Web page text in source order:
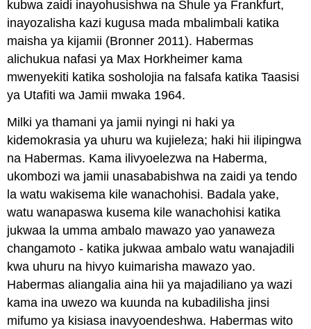
kubwa zaidi inayohusishwa na Shule ya Frankfurt,
inayozalisha kazi kugusa mada mbalimbali katika
maisha ya kijamii (Bronner 2011). Habermas
alichukua nafasi ya Max Horkheimer kama
mwenyekiti katika sosholojia na falsafa katika Taasisi
ya Utafiti wa Jamii mwaka 1964.
Milki ya thamani ya jamii nyingi ni haki ya
kidemokrasia ya uhuru wa kujieleza; haki hii ilipingwa
na Habermas. Kama ilivyoelezwa na Haberma,
ukombozi wa jamii unasababishwa na zaidi ya tendo
la watu wakisema kile wanachohisi. Badala yake,
watu wanapaswa kusema kile wanachohisi katika
jukwaa la umma ambalo mawazo yao yanaweza
changamoto - katika jukwaa ambalo watu wanajadili
kwa uhuru na hivyo kuimarisha mawazo yao.
Habermas aliangalia aina hii ya majadiliano ya wazi
kama ina uwezo wa kuunda na kubadilisha jinsi
mifumo ya kisiasa inavyoendeshwa. Habermas wito